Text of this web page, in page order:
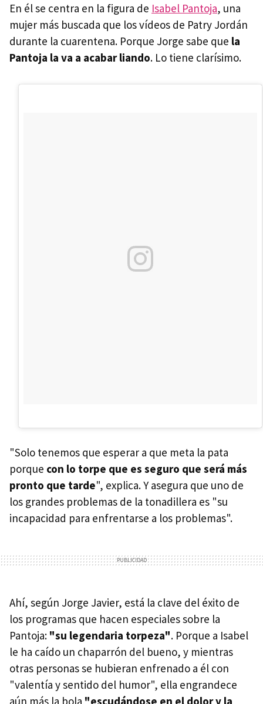
En él se centra en la figura de Isabel Pantoja, una
mujer más buscada que los vídeos de Patry Jordán
durante la cuarentena. Porque Jorge sabe que la
Pantoja la va a acabar liando. Lo tiene clarísimo.
"Solo tenemos que esperar a que meta la pata
porque con lo torpe que es seguro que será más
pronto que tarde", explica. Y asegura que uno de
los grandes problemas de la tonadillera es "su
incapacidad para enfrentarse a los problemas".
Ahí, según Jorge Javier, está la clave del éxito de
los programas que hacen especiales sobre la
Pantoja: "su legendaria torpeza". Porque a Isabel
le ha caído un chaparrón del bueno, y mientras
otras personas se hubieran enfrenado a él con
"valentía y sentido del humor", ella engrandece